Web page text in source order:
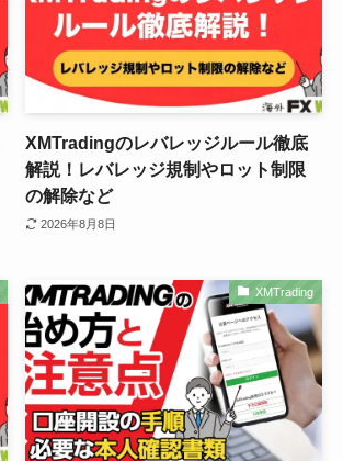
XMTradingのレバレッジルール徹底
解説！レバレッジ規制やロット制限
の解除など
2026年8月8日
XMTrading